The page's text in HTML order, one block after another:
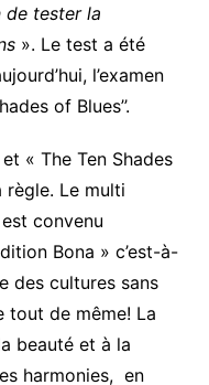
de tester la
». Le test a été
l’examen
of Blues’’.
« The Ten Shades
règle. Le multi
convenu
Bona » c’est-à-
des cultures sans
tout de même! La
beauté et à la
harmonies, en